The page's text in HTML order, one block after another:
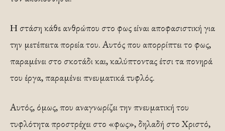
Η στάση κάθε ανθρώπου στο φως είναι αποφασιστική για
την μετέπειτα πορεία του. Αυτός που απορρίπτει το φως,
παραμένει στο σκοτάδι και, καλύπτοντας έτσι τα πονηρά
του έργα, παραμένει πνευματικά τυφλός.
Αυτός, όμως, που αναγνωρίζει την πνευματική του
τυφλότητα προστρέχει στο «φως», δηλαδή στο Χριστό,